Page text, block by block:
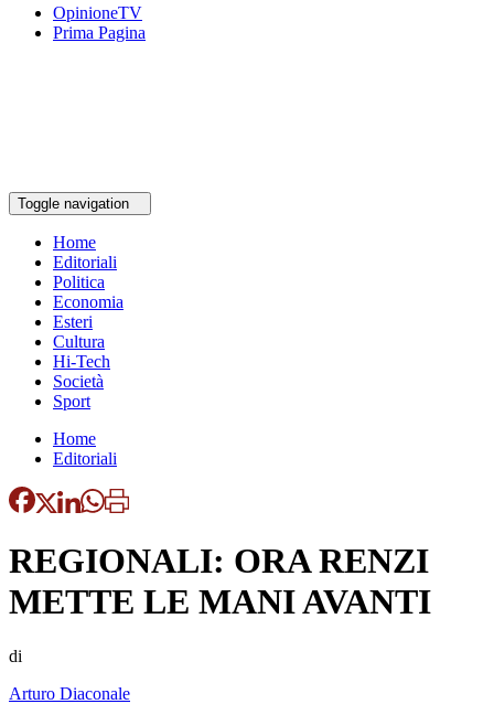
OpinioneTV
Prima Pagina
Toggle navigation
Home
Editoriali
Politica
Economia
Esteri
Cultura
Hi-Tech
Società
Sport
Home
Editoriali
REGIONALI: ORA RENZI
METTE LE MANI AVANTI
di
Arturo Diaconale